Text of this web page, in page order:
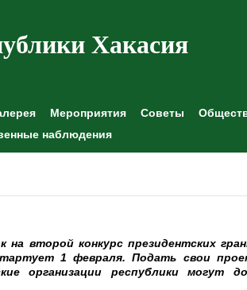
Хакасия
Мероприятия Советы
наблюдения
на второй конкурс президентских
1 февраля. Подать свои
организации республики могут